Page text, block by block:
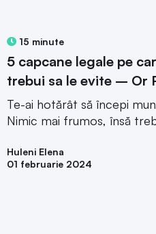
15 minute
5 capcane legale pe
trebui sa le evite – Or
Te-ai hotărât să începi
Nimic mai frumos, însă
Huleni Elena
01 februarie 2024